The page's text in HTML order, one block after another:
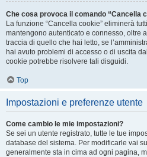
Che cosa provoca il comando “Cancella
La funzione “Cancella cookie” eliminerà
mantengono autenticato e connesso, oltre
traccia di quello che hai letto, se
hai avuto problemi di accesso o di uscita
cookie potrebbe risolvere tali disguidi.
Top
Impostazioni e preferenze utente
Come cambio le mie impostazioni?
Se sei un utente registrato, tutte le tue
database del sistema. Per modificarle vai
generalmente sta in cima ad ogni pagina,